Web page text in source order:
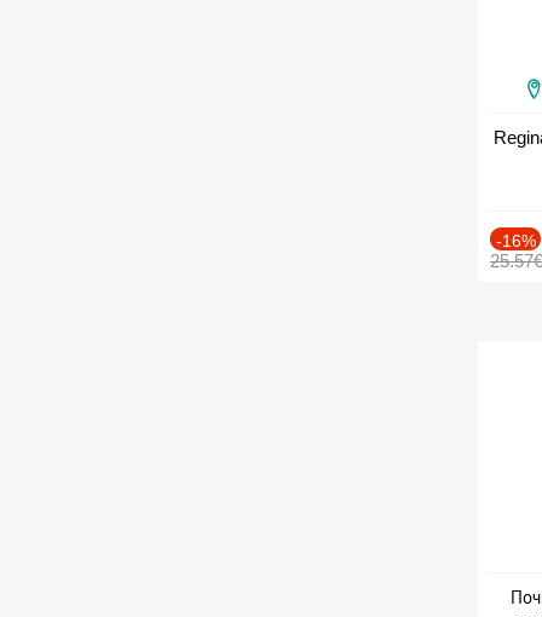
-16%
25.57€